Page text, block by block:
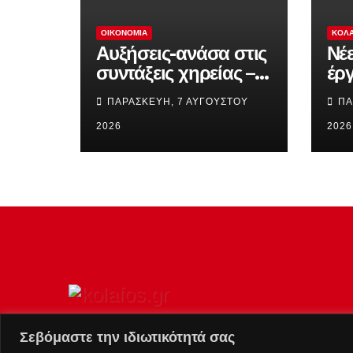
Σεβόμαστε την ιδιωτικότητά σας
ΟΙΚΟΝΟΜΊΑ
Αυξήσεις-ανάσα στις
συντάξεις χηρείας –
Οι δικαιούχοι που
πληρώνονται διπλά
στις 28 Αυγούστου
ΠΑΡΑΣΚΕΥΉ, 7 ΑΥΓΟΎΣΤΟΥ
2026 2026